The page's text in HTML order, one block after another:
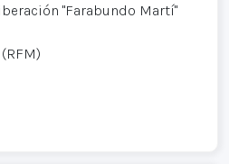
"Farabundo Martí"